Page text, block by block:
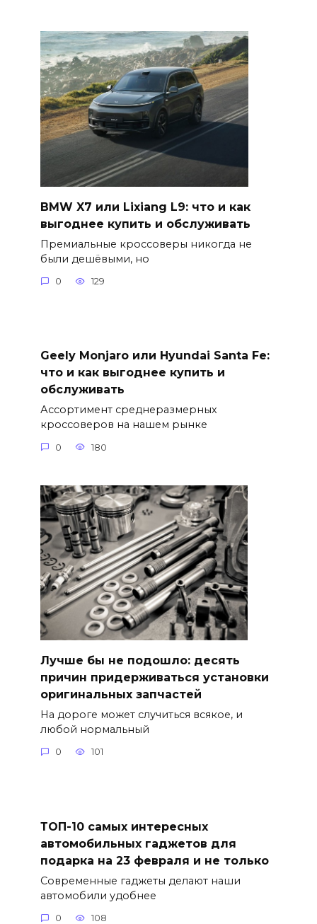
BMW X7 или Lixiang L9: что и как
выгоднее купить и обслуживать
Премиальные кроссоверы никогда не
были дешёвыми, но
0 129
Geely Monjaro или Hyundai Santa Fe:
что и как выгоднее купить и
обслуживать
Ассортимент среднеразмерных
кроссоверов на нашем рынке
0 180
Лучше бы не подошло: десять
причин придерживаться установки
оригинальных запчастей
На дороге может случиться всякое, и
любой нормальный
0 101
ТОП-10 самых интересных
автомобильных гаджетов для
подарка на 23 февраля и не только
Современные гаджеты делают наши
автомобили удобнее
0 108